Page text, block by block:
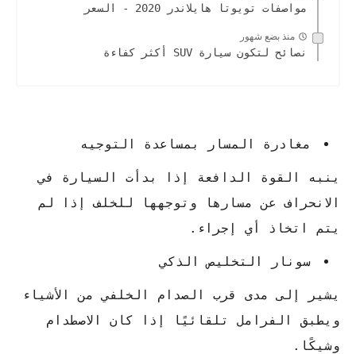
مواصفات تويوتا هايلاندر 2020 - السعر
منذ بضع شهور
نصائح لتكون سيارة SUV أكثر كفاءة
مغادرة المسار بمساعدة التوجيه
ينبه القوة الدافعة إذا بدأت السيارة في
الانحراف عن مسارها وتوجهها للخلف إذا لم
يتم اتخاذ أي إجراء.
سونار التخليص الذكي
يشير إلى مدى قرب الصدام الخلفي من الأشياء
ويطبق الفرامل تلقائيًا إذا كان الاصطدام
وشيكًا.